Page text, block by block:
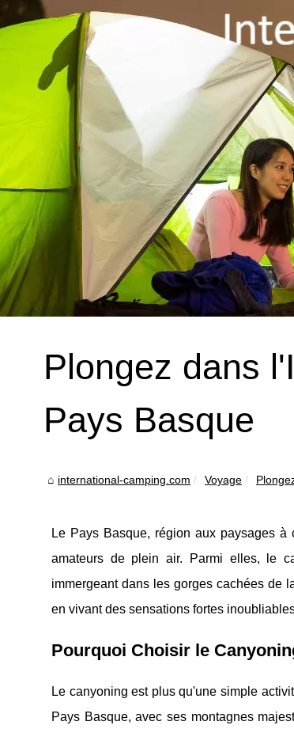
Plongez dans
Pays Basque
international-camping.com Voyage
Le Pays Basque, région aux paysages
amateurs de plein air. Parmi elles, le
immergeant dans les gorges cachées de
en vivant des sensations fortes
Pourquoi Choisir le
Le canyoning est plus qu'une simple
Pays Basque, avec ses montagnes